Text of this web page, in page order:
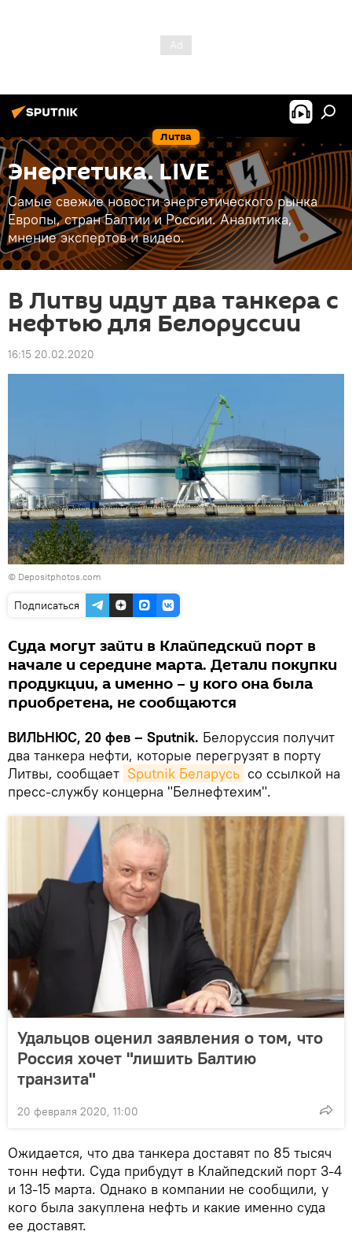
Литва
Энергетика. LIVE
Самые свежие новости энергетического рынка
Европы, стран Балтии и России. Аналитика,
мнение экспертов и видео.
В Литву идут два танкера с
нефтью для Белоруссии
16:15 20.02.2020
© Depositphotos.com
Подписаться
Суда могут зайти в Клайпедский порт в
начале и середине марта. Детали покупки
продукции, а именно – у кого она была
приобретена, не сообщаются
ВИЛЬНЮС, 20 фев – Sputnik. Белоруссия получит
два танкера нефти, которые перегрузят в порту
Литвы, сообщает Sputnik Беларусь со ссылкой на
пресс-службу концерна "Белнефтехим".
Удальцов оценил заявления о том, что
Россия хочет "лишить Балтию
транзита"
20 февраля 2020, 11:00
Ожидается, что два танкера доставят по 85 тысяч
тонн нефти. Суда прибудут в Клайпедский порт 3-4
и 13-15 марта. Однако в компании не сообщили, у
кого была закуплена нефть и какие именно суда
ее доставят.